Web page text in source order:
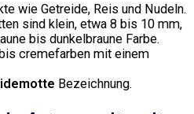
wie Getreide, Reis und Nudeln.
sind klein, etwa 8 bis 10 mm,
bis dunkelbraune Farbe.
cremefarben mit einem
Bezeichnung.